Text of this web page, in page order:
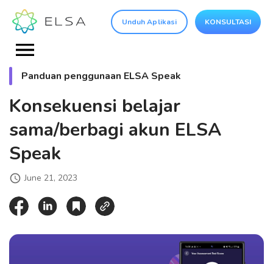
Unduh Aplikasi KONSULTASI
Panduan penggunaan ELSA Speak
Konsekuensi belajar
sama/berbagi akun ELSA
Speak
June 21, 2023